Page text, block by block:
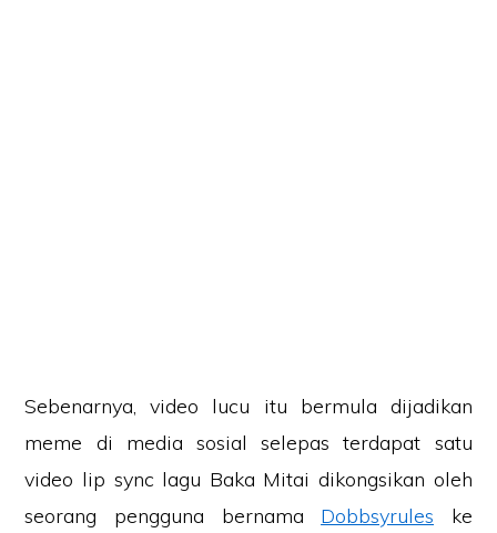
Sebenarnya, video lucu itu bermula dijadikan
meme di media sosial selepas terdapat satu
video lip sync lagu Baka Mitai dikongsikan oleh
seorang pengguna bernama Dobbsyrules ke